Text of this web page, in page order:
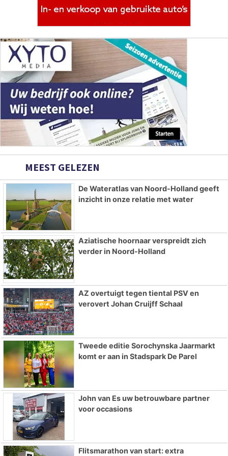
MEEST GELEZEN
De Wateratlas van Noord-Holland geeft
inzicht in onze relatie met water
Aziatische hoornaar verspreidt zich
verder in Noord-Holland
AZ overtuigt tegen tiental PSV en
verovert Johan Cruijff Schaal
Tweede editie Sorochynska Jaarmarkt
komt er aan in Stadspark De Parel
John van Es uw betrouwbare partner
voor occasions
Flitsmarathon van start: extra